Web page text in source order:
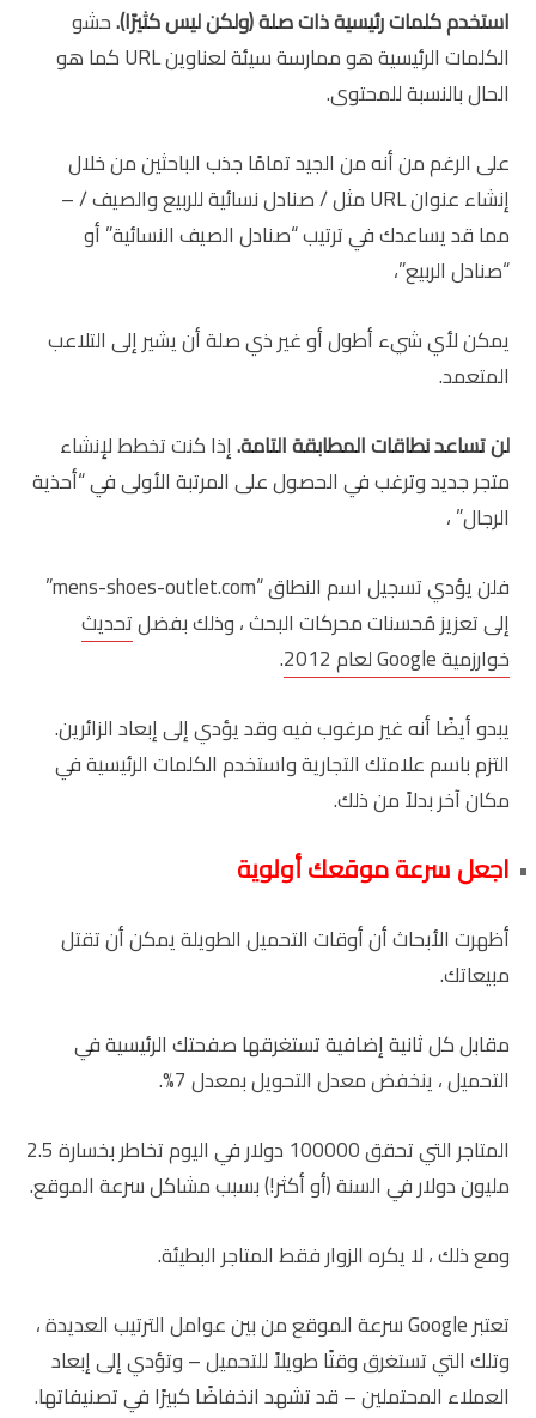
استخدم كلمات رئيسية ذات صلة (ولكن ليس كثيرًا).حشو
الكلمات الرئيسية هو ممارسة سيئة لعناوين URL كما هو
الحال بالنسبة للمحتوى.
على الرغم من أنه من الجيد تمامًا جذب الباحثين من خلال
إنشاء عنوان URL مثل / صنادل نسائية للربيع والصيف / –
مما قد يساعدك في ترتيب “صنادل الصيف النسائية” أو
“صنادل الربيع”،
يمكن لأي شيء أطول أو غير ذي صلة أن يشير إلى التلاعب
المتعمد.
لن تساعد نطاقات المطابقة التامة.إذا كنت تخطط لإنشاء
متجر جديد وترغب في الحصول على المرتبة الأولى في “أحذية
الرجال” ،
فلن يؤدي تسجيل اسم النطاق “mens-shoes-outlet.com”
إلى تعزيز مُحسنات محركات البحث ، وذلك بفضلتحديث
خوارزمية Google لعام 2012
.
يبدو أيضًا أنه غير مرغوب فيه وقد يؤدي إلى إبعاد الزائرين.
التزم باسم علامتك التجارية واستخدم الكلمات الرئيسية في
مكان آخر بدلاً من ذلك.
اجعل سرعة موقعك أولوية
أظهرت الأبحاث أن أوقات التحميل الطويلة يمكن أن تقتل
مبيعاتك.
مقابل كل ثانية إضافية تستغرقها صفحتك الرئيسية في
التحميل ، ينخفض ​​معدل التحويل بمعدل 7%.
المتاجر التي تحقق 100000 دولار في اليوم تخاطر بخسارة 2.5
مليون دولار في السنة (أو أكثر!) بسبب مشاكل سرعة الموقع.
ومع ذلك ، لا يكره الزوار فقط المتاجر البطيئة.
تعتبر Google سرعة الموقع من بين عوامل الترتيب العديدة ،
وتلك التي تستغرق وقتًا طويلاً للتحميل – وتؤدي إلى إبعاد
العملاء المحتملين – قد تشهد انخفاضًا كبيرًا في تصنيفاتها.